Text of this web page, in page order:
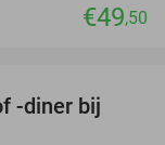
€49,50
53%
-diner bij